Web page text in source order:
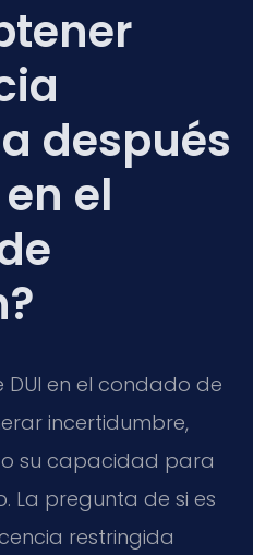
después
el
en el condado de
incertidumbre,
su capacidad para
La pregunta de si es
restringida